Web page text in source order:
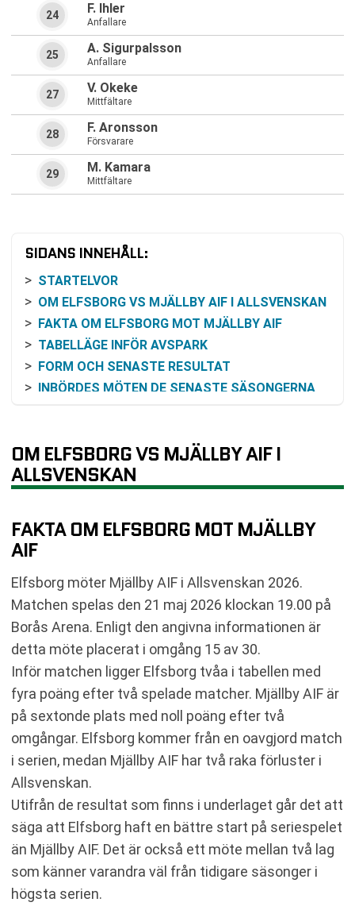
F. Ihler
Anfallare
24
A. Sigurpalsson
Anfallare
25
V. Okeke
Mittfältare
27
F. Aronsson
Försvarare
28
M. Kamara
Mittfältare
29
SIDANS INNEHÅLL:
STARTELVOR
OM ELFSBORG VS MJÄLLBY AIF I ALLSVENSKAN
FAKTA OM ELFSBORG MOT MJÄLLBY AIF
TABELLÄGE INFÖR AVSPARK
FORM OCH SENASTE RESULTAT
INBÖRDES MÖTEN DE SENASTE SÄSONGERNA
PRAKTISK INFORMATION FÖR DEN SOM VILL
FÖLJA MATCHEN
MATCHENS FÖRUTSÄTTNINGAR
AIF
RESULTAT INBÖRDES MÖTEN
TABELL
KOMMANDE MATCHER ELFSBORG
KOMMANDE MATCHER MJÄLLBY AIF
RELATERADE NYHETER
OM ELFSBORG VS MJÄLLBY AIF I
ALLSVENSKAN
FAKTA OM ELFSBORG MOT MJÄLLBY
AIF
Elfsborg möter Mjällby AIF i Allsvenskan 2026.
Matchen spelas den 21 maj 2026 klockan 19.00 på
Borås Arena. Enligt den angivna informationen är
detta möte placerat i omgång 15 av 30.
Inför matchen ligger Elfsborg tvåa i tabellen med
fyra poäng efter två spelade matcher. Mjällby AIF är
på sextonde plats med noll poäng efter två
omgångar. Elfsborg kommer från en oavgjord match
i serien, medan Mjällby AIF har två raka förluster i
Allsvenskan.
Utifrån de resultat som finns i underlaget går det att
säga att Elfsborg haft en bättre start på seriespelet
än Mjällby AIF. Det är också ett möte mellan två lag
som känner varandra väl från tidigare säsonger i
högsta serien.